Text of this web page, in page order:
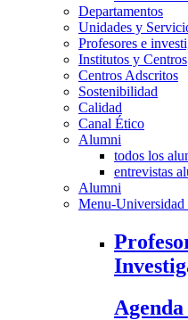
Departamentos
Unidades y
Profesores e
Institutos y Centros
Centros Adscritos
Sostenibilidad
Calidad
Canal Ético
Alumni
todos los
entrevistas
Alumni
Menu-Universidad
Agenda